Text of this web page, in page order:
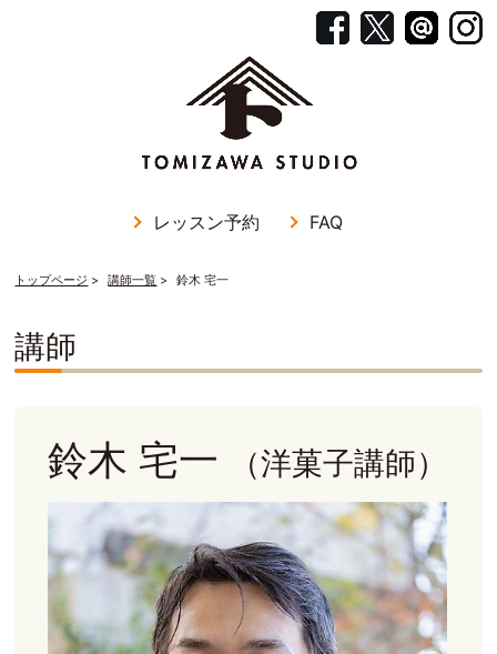
レッスン予約 FAQ
トップページ 講師一覧 鈴木 宅一
講師
鈴木 宅一 （洋菓子講師）